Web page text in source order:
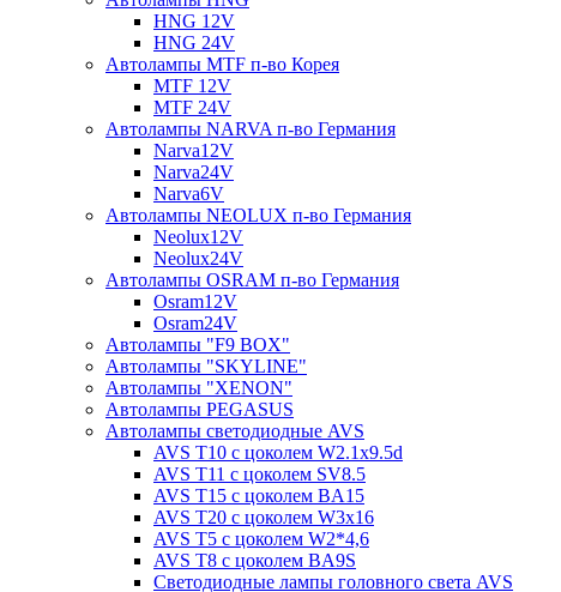
HNG 12V
HNG 24V
Автолампы MTF п-во Корея
MTF 12V
MTF 24V
Автолампы NARVA п-во Германия
Narva12V
Narva24V
Narva6V
Автолампы NEOLUX п-во Германия
Neolux12V
Neolux24V
Автолампы OSRAM п-во Германия
Osram12V
Osram24V
Автолампы "F9 BOX"
Автолампы "SKYLINE"
Автолампы "XENON"
Автолампы PEGASUS
Автолампы светодиодные AVS
AVS T10 с цоколем W2.1x9.5d
AVS T11 с цоколем SV8.5
AVS T15 с цоколем BA15
AVS T20 с цоколем W3x16
AVS T5 с цоколем W2*4,6
AVS T8 с цоколем BA9S
Светодиодные лампы головного света AVS